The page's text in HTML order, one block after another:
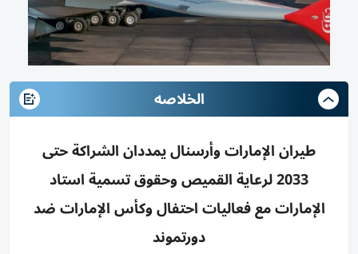
الخلاصه
طيران الإمارات وأرسنال يمددان الشراكة حتى
2033 لرعاية القميص وحقوق تسمية استاد
الإمارات مع فعاليات احتفال وكأس الإمارات ضد
دورتموند